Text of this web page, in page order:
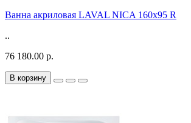
Ванна акриловая LAVAL NICA 160x95 R
..
76 180.00 р.
В корзину